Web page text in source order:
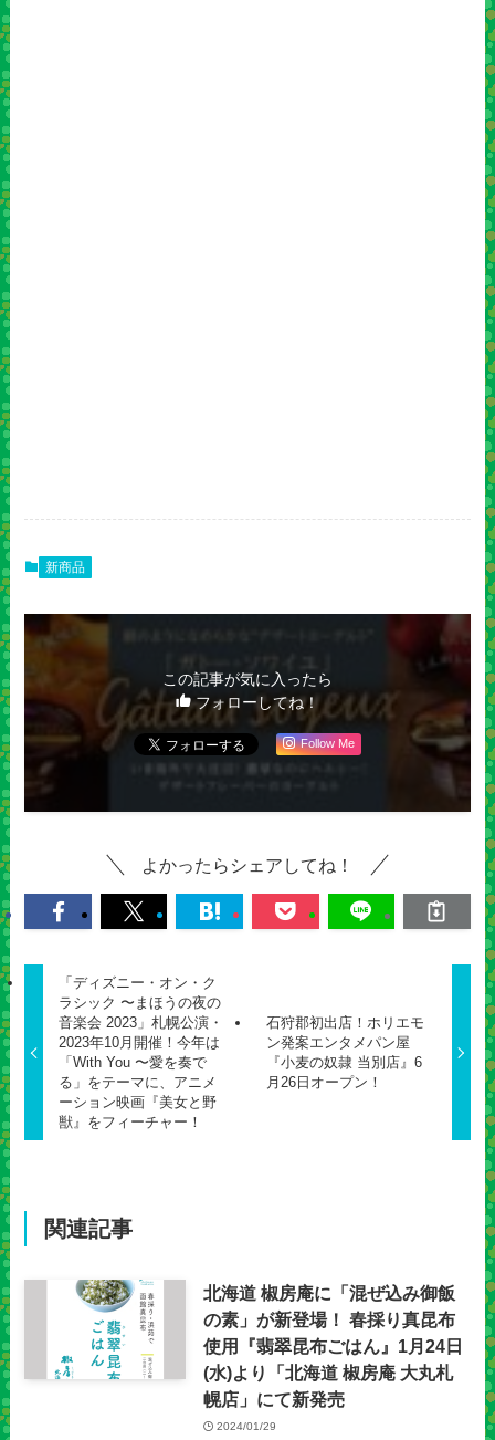
新商品
この記事が気に入ったら
フォローしてね！
Follow Me
よかったらシェアしてね！
「ディズニー・オン・ク
ラシック 〜まほうの夜の
音楽会 2023」札幌公演・
2023年10月開催！今年は
「With You 〜愛を奏で
る」をテーマに、アニメ
ーション映画『美女と野
獣』をフィーチャー！
石狩郡初出店！ホリエモ
ン発案エンタメパン屋
『小麦の奴隷 当別店』6
月26日オープン！
関連記事
北海道 椒房庵に「混ぜ込み御飯
の素」が新登場！ 春採り真昆布
使用『翡翠昆布ごはん』1月24日
(水)より「北海道 椒房庵 大丸札
幌店」にて新発売
2024/01/29